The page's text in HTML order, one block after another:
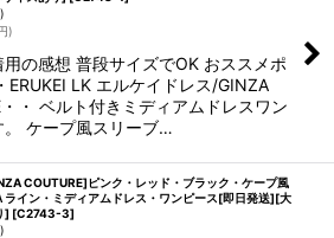
)
用の感想 普段サイズでOK おススメポ
ERUKEI LK エルケイドレス/GINZA
・ ベルト付きミディアムドレスワン
。 ケープ風スリーブ…
COUTURE]ピンク・レッド・ブラック・ケープ風
ライン・ミディアムドレス・ワンピース[即日発送][大
] [C2743-3]